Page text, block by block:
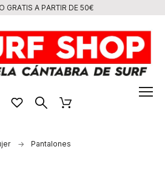
GRATIS A PARTIR DE 50€
Pantalones